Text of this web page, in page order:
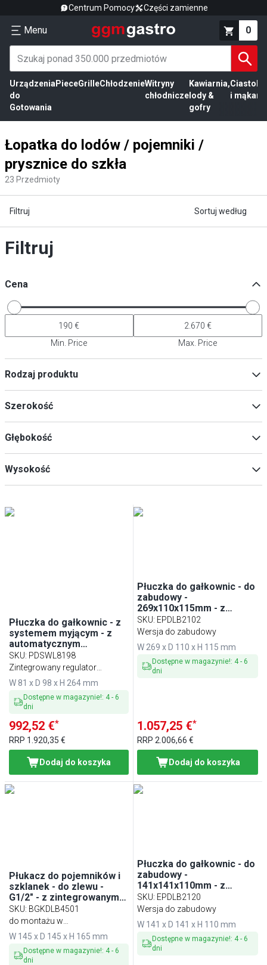
Centrum Pomocy Części zamienne
Menu 0
Urządzenia
do
Gotowania
PieceGrilleChłodzenieWitryny
chłodnicze
Kawiarnia,
lody &
gofry
Ciasto
i mąka
Łopatka do lodów / pojemniki /
prysznice do szkła
23 Przedmioty
Filtruj Sortuj według
Filtruj
Cena
Min. Price Max. Price
Rodzaj produktu
Szklane kabiny prysznicowe
Szerokość
Głębokość
Wysokość
Płuczka do gałkownic - z
systemem myjącym - z
automatycznym
zatrzymaniem wody - z
zaworem zwrotnym - z
regulatorem przepływu - z
sitkiem - 81x98x264mm
SKU: PDSWL8198
Zintegrowany regulator
strumienia wody na górnej
automatyczny ogranicznik
zabezpieczenie przed
przepływem zwrotnym wody -
wersja zestawowa
W 81 x D 98 x H 264 mm
Dostępne w magazynie!: 4- 6
dni
992,52 €*
RRP 1.920,35 €
Dodaj do koszyka
Płuczka do gałkownic - do
zabudowy -
269x110x115mm - z
zaworem zwrotnym - z
sitkiem
SKU: EPDLB2102
Wersja do zabudowy
W 269 x D 110 x H 115 mm
Dostępne w magazynie!: 4- 6
dni
1.057,25 €*
RRP2.006,66 €
Dodaj do koszyka
Płukacz do pojemników i
szklanek - do zlewu -
G1/2" - z zintegrowanym
automatycznym
odcięciem wody
SKU: BGKDLB4501
do montażu w
zlewozmywakach już
W 145 x D 145 x H 165 mm
Dostępne w magazynie!: 4- 6
dni
Płuczka do gałkownic - do
zabudowy -
141x141x110mm - z
zaworem zwrotnym - z
sitkiem
SKU: EPDLB2120
Wersja do zabudowy
W 141 x D 141 x H 110 mm
Dostępne w magazynie!: 4- 6
dni